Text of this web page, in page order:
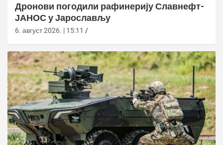
Дронови погодили рафинерију Славнефт-
ЈАНОС у Јарослављу
6. август 2026. | 15:11